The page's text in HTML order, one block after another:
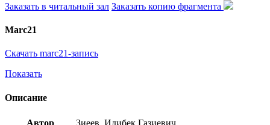
Заказать в читальный зал Заказать копию фрагмента
Marc21
Скачать marc21-запись
Показать
Описание
Автор Зиеев, Идибек Газиевич